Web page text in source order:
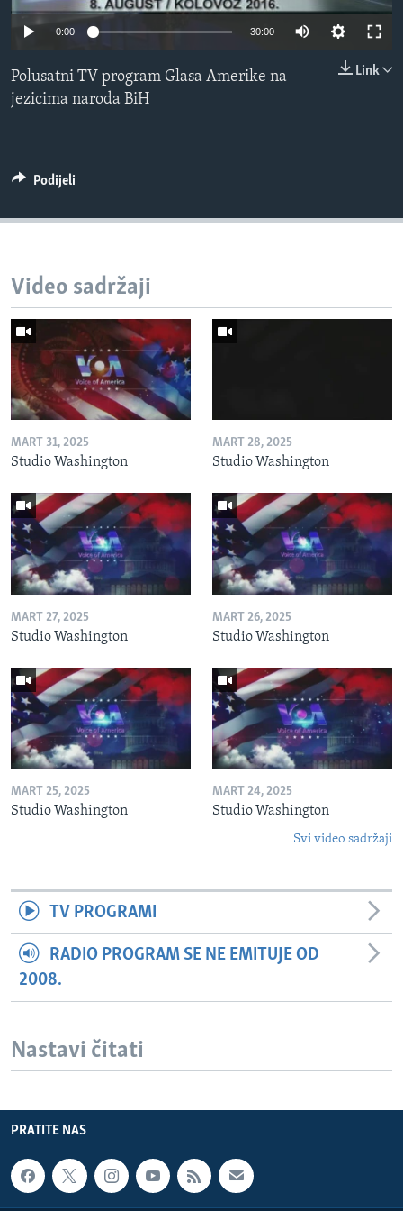
MAGAZIN
Learning English
0:00 30:00
Link
Polusatni TV program Glasa Amerike na
jezicima naroda BiH
Podijeli
Video sadržaji
MART 31, 2025
Studio Washington
MART 28, 2025
Studio Washington
MART 27, 2025
Studio Washington
MART 26, 2025
Studio Washington
MART 25, 2025
Studio Washington
MART 24, 2025
Studio Washington
Svi video sadržaji
TV PROGRAMI
RADIO PROGRAM SE NE EMITUJE OD
2008.
Nastavi čitati
PRATITE NAS